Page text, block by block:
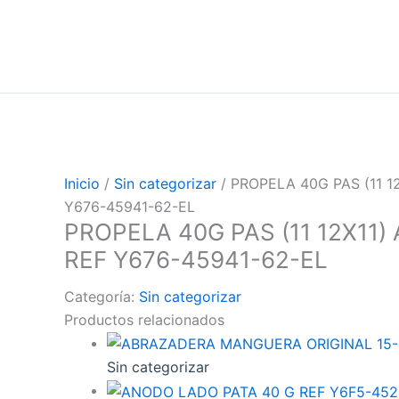
Inicio / Sin categorizar / PROPELA 40G PAS (11
Y676-45941-62-EL
PROPELA 40G PAS (11 12X11)
REF Y676-45941-62-EL
Categoría: Sin categorizar
Productos relacionados
Sin categorizar